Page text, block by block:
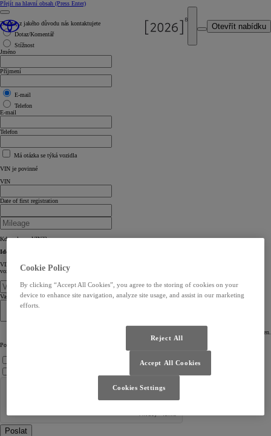
Přejít na hlavní obsah (Press Enter)
Otevřít nabídku
Zvolte, z jakého důvodu nás kontaktujete
Dotaz/Komentář
Stížnost
Jméno
Příjmení
E-mail
Telefon
E-mail
Telefon
Má otázka se týká vozidla
VIN je povinné
VIN
Date of first registration
Kde naleznu VIN??
Identifikační číslo vozidla (VIN)
VIN je 17ti místná kombinace písmen a čísel. Je uvedeno v technickém průkazu, na výrobním štítku ve
vozidle nebo v servisní knížce.
Vaše zpráva
Můžete napsat max. 1024 znaků. Nadbytečný obsah bude zkrácen.
Povinná pole
Poslat
Cookie Policy
By clicking “Accept All Cookies”, you agree to the storing of cookies on your
device to enhance site navigation, analyze site usage, and assist in our marketing
efforts.
Reject All
Accept All Cookies
Cookies Settings